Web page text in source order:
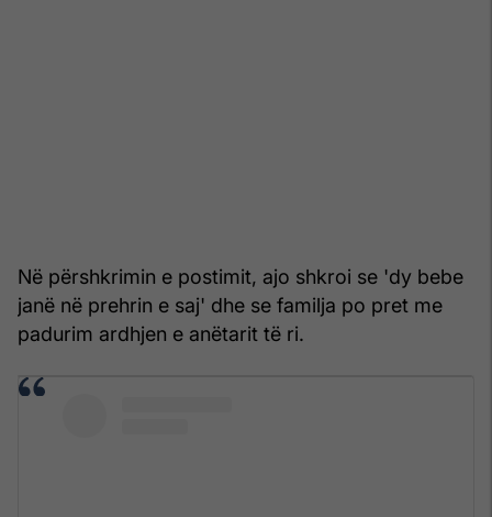
Në përshkrimin e postimit, ajo shkroi se 'dy bebe
janë në prehrin e saj' dhe se familja po pret me
padurim ardhjen e anëtarit të ri.